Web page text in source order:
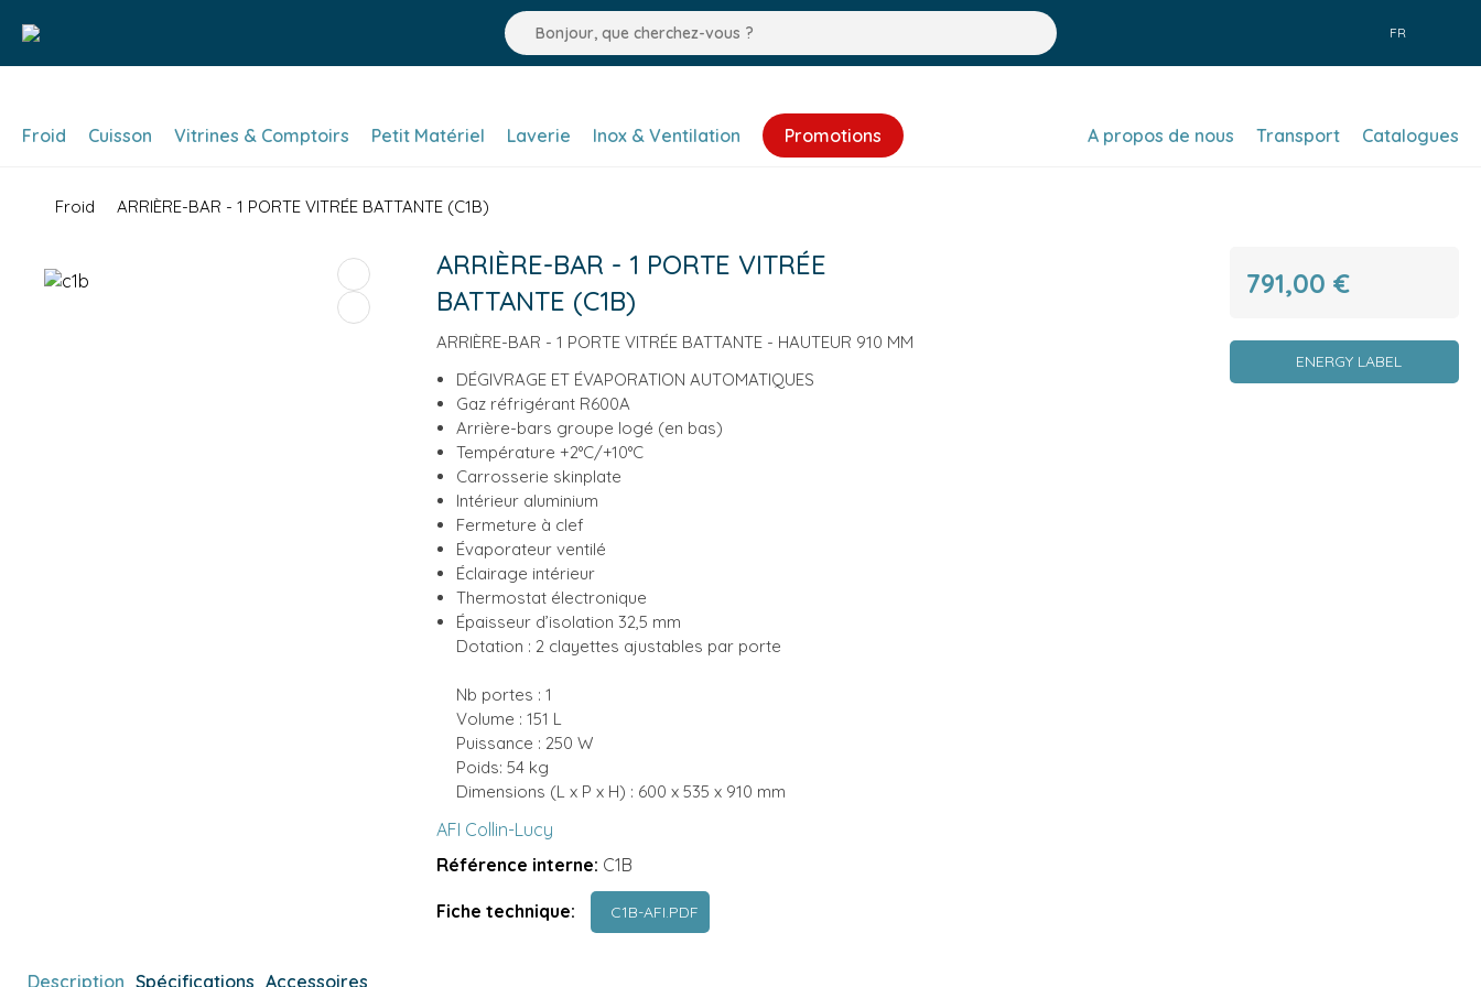
FR
Froid Cuisson Vitrines & Comptoirs Petit Matériel Laverie Inox & Ventilation Promotions A propos de nous Transport Catalogues
Froid ARRIÈRE-BAR - 1 PORTE VITRÉE BATTANTE (C1B)
ARRIÈRE-BAR - 1 PORTE VITRÉE
BATTANTE (C1B)
ARRIÈRE-BAR - 1 PORTE VITRÉE BATTANTE - HAUTEUR 910 MM
DÉGIVRAGE ET ÉVAPORATION AUTOMATIQUES
Gaz réfrigérant R600A
Arrière-bars groupe logé (en bas)
Température +2°C/+10°C
Carrosserie skinplate
Intérieur aluminium
Fermeture à clef
Évaporateur ventilé
Éclairage intérieur
Thermostat électronique
Épaisseur d’isolation 32,5 mm
Dotation : 2 clayettes ajustables par porte
Nb portes : 1
Volume : 151 L
Puissance : 250 W
Poids: 54 kg
Dimensions (L x P x H) : 600 x 535 x 910 mm
AFI Collin-Lucy
Référence interne: C1B
Fiche technique: C1B-AFI.PDF
791,00 €
ENERGY LABEL
Description Spécifications Accessoires